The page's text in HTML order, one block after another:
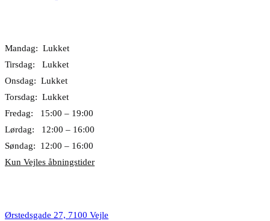
Mandag: Lukket
Tirsdag: Lukket
Onsdag: Lukket
Torsdag: Lukket
Fredag: 15:00 – 19:00
Lørdag: 12:00 – 16:00
Søndag: 12:00 – 16:00
Kun Vejles åbningstider
Ørstedsgade 27, 7100 Vejle